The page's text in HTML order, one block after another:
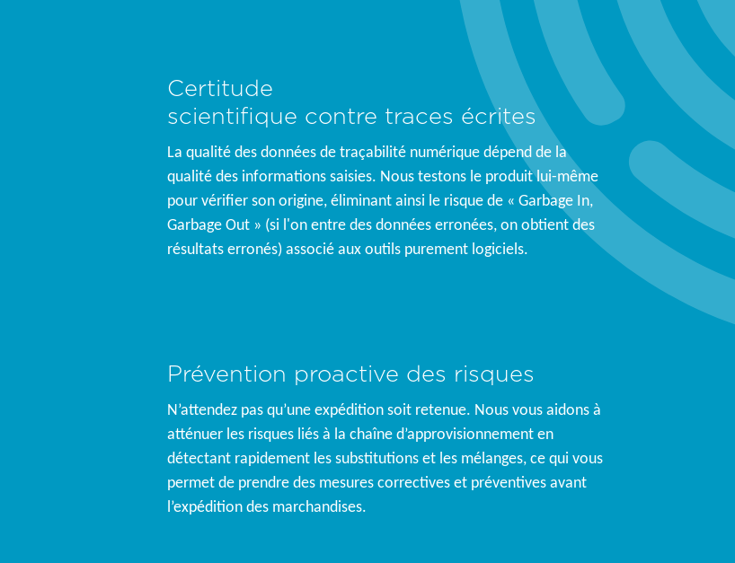
Certitude
scientifique contre traces écrites
La qualité des données de traçabilité numérique dépend de la
qualité des informations saisies. Nous testons le produit lui-même
pour vérifier son origine, éliminant ainsi le risque de « Garbage In,
Garbage Out » (si l'on entre des données erronées, on obtient des
résultats erronés) associé aux outils purement logiciels.
Prévention proactive des risques
N’attendez pas qu’une expédition soit retenue. Nous vous aidons à
atténuer les risques liés à la chaîne d’approvisionnement en
détectant rapidement les substitutions et les mélanges, ce qui vous
permet de prendre des mesures correctives et préventives avant
l’expédition des marchandises.